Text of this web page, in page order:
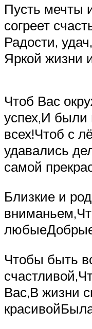
Пусть мечты
согреет
Радости,
Яркой жизни
Чтоб Вас
успех,И были
всех!Чтоб с
удавались
самой
Близкие и
Чтобы быть
Вас,В жизни